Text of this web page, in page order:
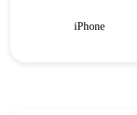
iPhone